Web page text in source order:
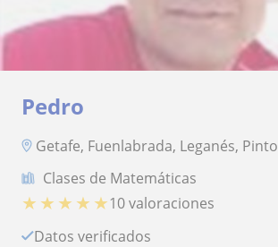
Pedro
Getafe, Fuenlabrada, Leganés, Pinto
Clases de Matemáticas
★ ★ ★ ★ ★10 valoraciones
Datos verificados